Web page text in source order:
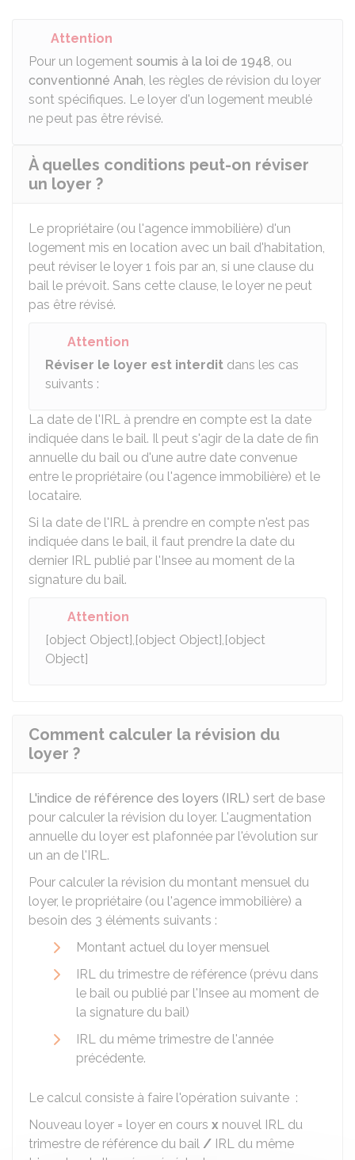
Attention
Pour un logement soumis à la loi de 1948, ou
conventionné Anah, les règles de révision du loyer
sont spécifiques. Le loyer d'un logement meublé
ne peut pas être révisé.
À quelles conditions peut-on réviser
un loyer ?
Le propriétaire (ou l'agence immobilière) d'un
logement mis en location avec un bail d'habitation,
peut réviser le loyer 1 fois par an, si une clause du
bail le prévoit. Sans cette clause, le loyer ne peut
pas être révisé.
Attention
Réviser le loyer est interdit dans les cas
suivants :
La date de l'IRL à prendre en compte est la date
indiquée dans le bail. Il peut s'agir de la date de fin
annuelle du bail ou d'une autre date convenue
entre le propriétaire (ou l'agence immobilière) et le
locataire.
Si la date de l'IRL à prendre en compte n'est pas
indiquée dans le bail, il faut prendre la date du
dernier IRL publié par l'Insee au moment de la
signature du bail.
Attention
[object Object],[object Object],[object
Object]
Comment calculer la révision du
loyer ?
L'indice de référence des loyers (IRL) sert de base
pour calculer la révision du loyer. L'augmentation
annuelle du loyer est plafonnée par l'évolution sur
un an de l'IRL.
Pour calculer la révision du montant mensuel du
loyer, le propriétaire (ou l'agence immobilière) a
besoin des 3 éléments suivants :
Montant actuel du loyer mensuel
IRL du trimestre de référence (prévu dans
le bail ou publié par l'Insee au moment de
la signature du bail)
IRL du même trimestre de l'année
précédente.
Le calcul consiste à faire l'opération suivante :
Nouveau loyer = loyer en cours x nouvel IRL du
trimestre de référence du bail / IRL du même